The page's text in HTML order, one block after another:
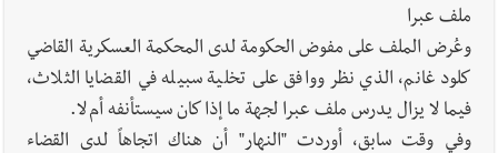
أخبار لبنان مقدمات نشرات الأخبار المسائية في لبنان ليوم الجمعة
7-8-2026
ملف عبرا
وعُرض الملف على مفوض الحكومة لدى المحكمة العسكرية القاضي
كلود غانم، الذي نظر ووافق على تخلية سبيله في القضايا الثلاث،
فيما لا يزال يدرس ملف عبرا لجهة ما إذا كان سيستأنفه أم لا.
وفي وقت سابق، أوردت "النهار" أن هناك اتجاهاً لدى القضاء